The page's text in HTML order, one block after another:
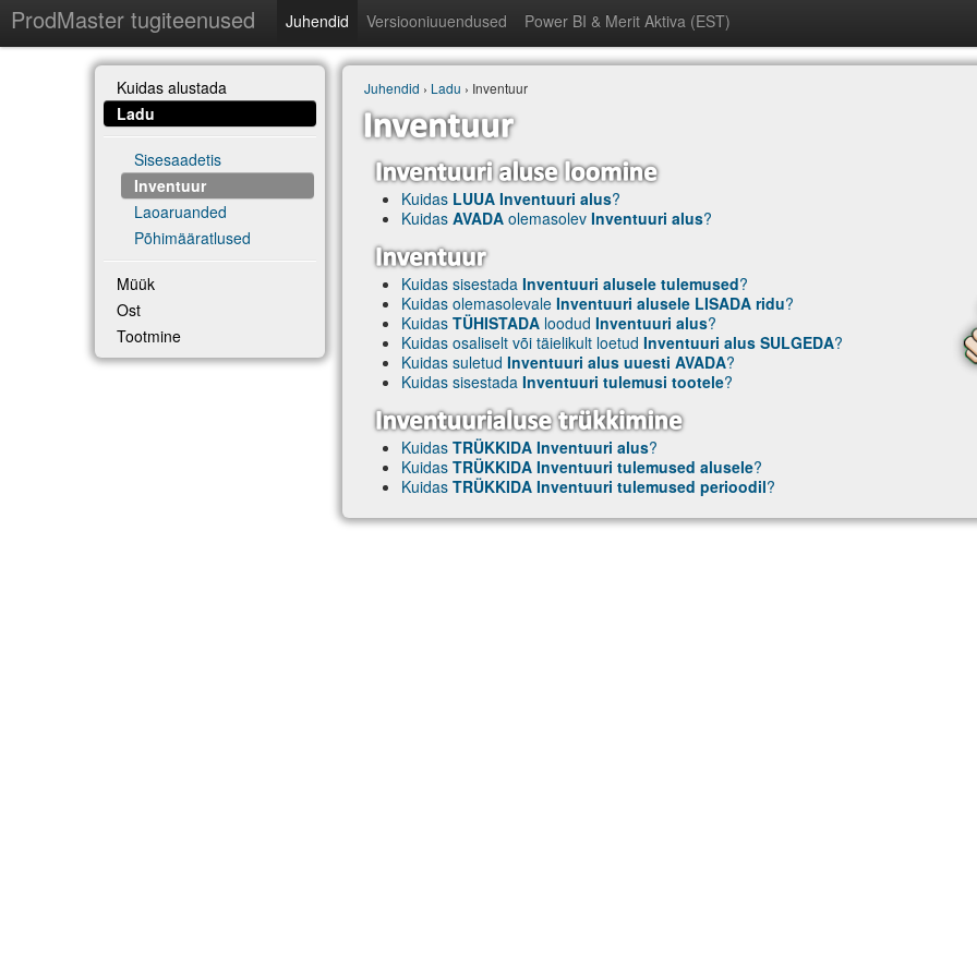
ProdMaster tugiteenused Juhendid Versiooniuuendused Power BI & Merit Aktiva (EST)
Kuidas alustada
Ladu
Sisesaadetis
Inventuur
Laoaruanded
Põhimääratlused
Müük
Ost
Tootmine
Juhendid › Ladu › Inventuur
Kuidas LUUA Inventuuri alus?
Kuidas AVADAolemasolev Inventuuri alus?
Kuidas sisestada Inventuuri alusele tulemused?
Kuidas olemasolevale Inventuuri alusele LISADA ridu?
Kuidas TÜHISTADAloodud Inventuuri alus?
Kuidas osaliselt või täielikult loetud Inventuuri alus SULGEDA?
Kuidas suletud Inventuuri alus uuesti AVADA?
Kuidas sisestada Inventuuri tulemusi tootele?
Kuidas TRÜKKIDA Inventuuri alus?
Kuidas TRÜKKIDA Inventuuri tulemused alusele?
Kuidas TRÜKKIDA Inventuuri tulemused perioodil?